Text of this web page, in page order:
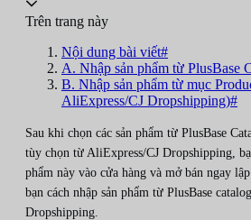
Trên trang này
Nội dung bài viết#
A. Nhập sản phẩm từ PlusBase
B. Nhập sản phẩm từ mục
AliExpress/CJ Dropshipping)#
Sau khi chọn các sản phẩm từ PlusBase
tùy chọn từ AliExpress/CJ Dropshipping,
phẩm này vào cửa hàng và mở bán ngay
bạn cách nhập sản phẩm từ PlusBase
Dropshipping.